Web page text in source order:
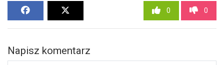
0 0
Napisz komentarz